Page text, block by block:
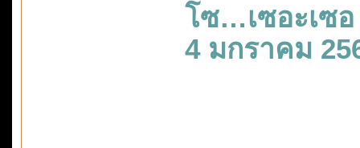
โซ…เซอะเซอ
4 มกราคม